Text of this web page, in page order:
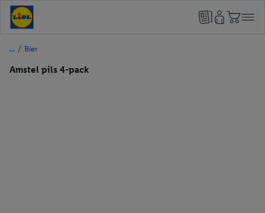
/ Bier
Amstel pils 4-pack